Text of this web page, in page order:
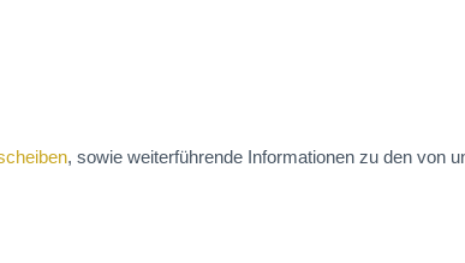
, sowie weiterführende Informationen zu den von